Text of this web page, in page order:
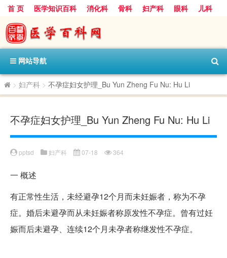
首 页 医学知识百科 消化科 骨科 妇产科 眼科
儿科
心血管病科
呼吸科 神经科
内分泌科
口腔科
网站导航
> 妇产科 > 不孕症妇女护理_Bu Yun Zheng Fu Nu: Hu Li
不孕症妇女护理_Bu Yun Zheng Fu Nu: Hu Li
pptsd 妇产科 07-18 364
一 概述
有正常性生活，未经避孕12个月而未妊娠者，称为不孕
症。婚后未避孕而从未妊娠者称原发性不孕症。曾有过妊
娠而后未避孕、连续12个月未孕者称继发性不孕症。